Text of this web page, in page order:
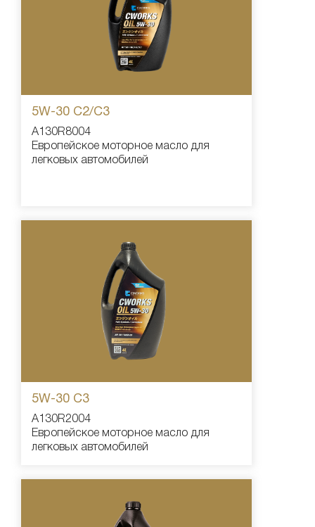
5W-30 С2/С3
A130R8004
Европейское моторное масло для
легковых автомобилей
5W-30 C3
A130R2004
Европейское моторное масло для
легковых автомобилей